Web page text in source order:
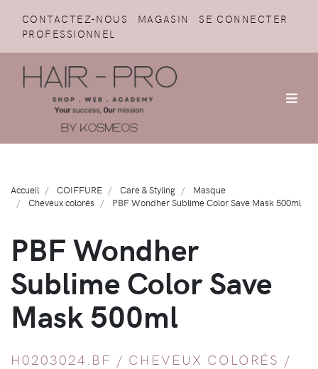
CONTACTEZ-NOUS MAGASIN
SE CONNECTER
PROFESSIONNEL
Accueil COIFFURE Care & Styling
Masque
Cheveux colorés
PBF Wondher Sublime Color Save Mask 500ml
PBF Wondher
Sublime Color Save
Mask 500ml
H0203024.BF / CHEVEUX COLORÉS /